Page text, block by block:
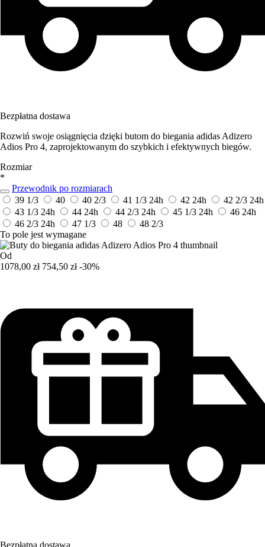
Bezpłatna dostawa
Rozwiń swoje osiągnięcia dzięki butom do biegania adidas Adizero
Adios Pro 4, zaprojektowanym do szybkich i efektywnych biegów.
Rozmiar
*
Przewodnik po rozmiarach
39 1/3
40 40 2/3 41 1/3 24h 42 24h 42 2/3 24h
43 1/3 24h 44 24h 44 2/3 24h 45 1/3 24h 46 24h
46 2/3 24h 47 1/3 48
48 2/3
To pole jest wymagane
Od
1078,00 zł 754,50 zł -30%
Bezpłatna dostawa